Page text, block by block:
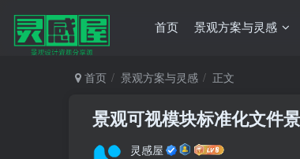
首页 景观方案与灵感
首页 景观方案与灵感 正文
景观可视模块标准化文件
灵感屋